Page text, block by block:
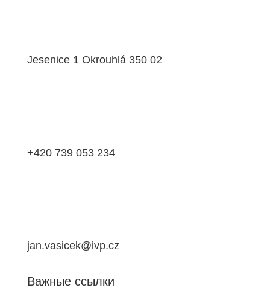
Jesenice 1 Okrouhlá 350 02
+420 739 053 234
jan.vasicek@ivp.cz
Важные ссылки